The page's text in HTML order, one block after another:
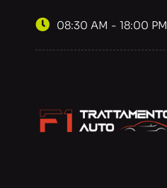
08:30 AM - 18:00 PM